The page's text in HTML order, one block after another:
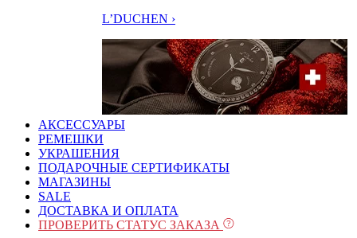
L’DUCHEN ›
АКСЕССУАРЫ
РЕМЕШКИ
УКРАШЕНИЯ
ПОДАРОЧНЫЕ СЕРТИФИКАТЫ
МАГАЗИНЫ
SALE
ДОСТАВКА И ОПЛАТА
ПРОВЕРИТЬ СТАТУС ЗАКАЗА